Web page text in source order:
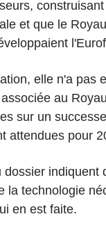
et que le
elle n'a pas
au
sur un
attendues pour
indiquent
la technologie
en est faite.